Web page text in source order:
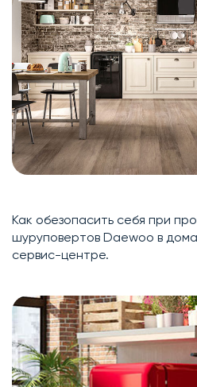
Как обезопасить себя при
шуруповертов Daewoo в
сервис-центре.